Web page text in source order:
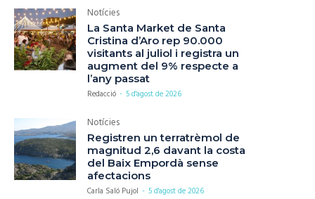
Notícies
La Santa Market de Santa
Cristina d’Aro rep 90.000
visitants al juliol i registra un
augment del 9% respecte a
l’any passat
Redacció - 5 d'agost de 2026
Notícies
Registren un terratrèmol de
magnitud 2,6 davant la costa
del Baix Empordà sense
afectacions
Carla Saló Pujol - 5 d'agost de 2026